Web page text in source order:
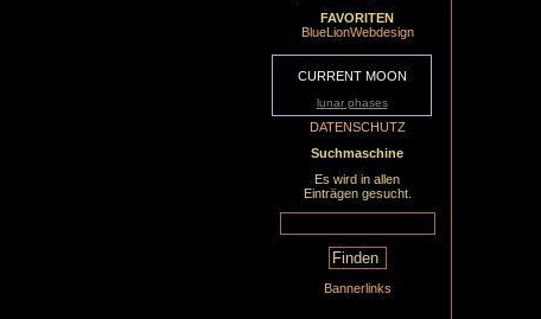
FAVORITEN
BlueLionWebdesign
CURRENT MOON
lunar phases
DATENSCHUTZ
Suchmaschine
Es wird in allen
Einträgen gesucht.
Bannerlinks